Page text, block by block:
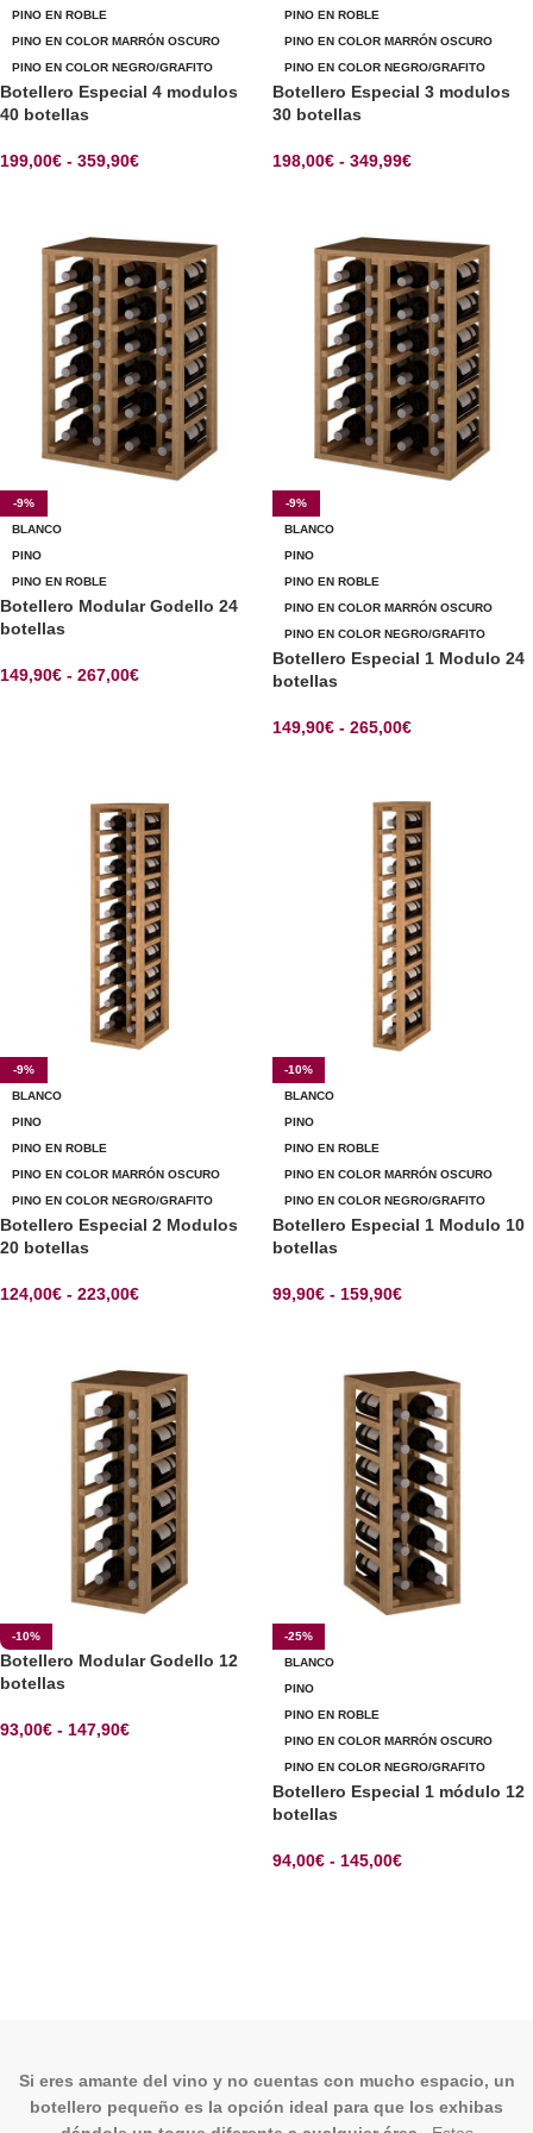
PINO EN ROBLE
PINO EN COLOR MARRÓN OSCURO
PINO EN COLOR NEGRO/GRAFITO
Botellero Especial 4 modulos
40 botellas
199,00€ - 359,90€
PINO EN ROBLE
PINO EN COLOR MARRÓN OSCURO
PINO EN COLOR NEGRO/GRAFITO
Botellero Especial 3 modulos
30 botellas
198,00€ - 349,99€
-9%
BLANCO
PINO
PINO EN ROBLE
Botellero Modular Godello 24
botellas
149,90€ - 267,00€
-9%
BLANCO
PINO
PINO EN ROBLE
PINO EN COLOR MARRÓN OSCURO
PINO EN COLOR NEGRO/GRAFITO
Botellero Especial 1 Modulo 24
botellas
149,90€ - 265,00€
-9%
BLANCO
PINO
PINO EN ROBLE
PINO EN COLOR MARRÓN OSCURO
PINO EN COLOR NEGRO/GRAFITO
Botellero Especial 2 Modulos
20 botellas
124,00€ - 223,00€
-10%
BLANCO
PINO
PINO EN ROBLE
PINO EN COLOR MARRÓN OSCURO
PINO EN COLOR NEGRO/GRAFITO
Botellero Especial 1 Modulo 10
botellas
99,90€ - 159,90€
-10%
Botellero Modular Godello 12
botellas
93,00€ - 147,90€
-25%
BLANCO
PINO
PINO EN ROBLE
PINO EN COLOR MARRÓN OSCURO
PINO EN COLOR NEGRO/GRAFITO
Botellero Especial 1 módulo 12
botellas
94,00€ - 145,00€
Si eres amante del vino y no cuentas con mucho espacio, un
botellero pequeño es la opción ideal para que los exhibas